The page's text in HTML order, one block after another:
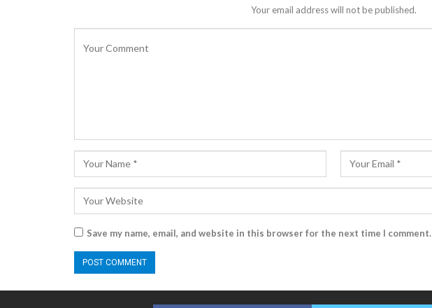
Your email address will not be published.
Save my name, email, and website in this browser for the next time I comment.